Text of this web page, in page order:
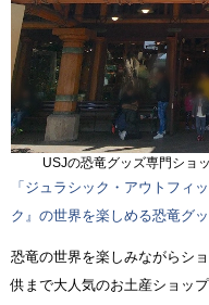
USJの恐竜グッズ専門ショ
「ジュラシック・アウトフィ
ク』の世界を楽しめる恐竜グ
恐竜の世界を楽しみながらシ
供まで大人気のお土産ショッ